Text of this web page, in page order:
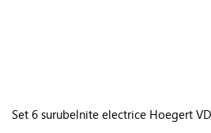
Set 6 surubelnite electrice Hoegert